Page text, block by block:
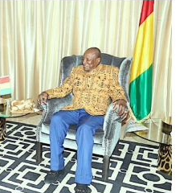
n
g
er